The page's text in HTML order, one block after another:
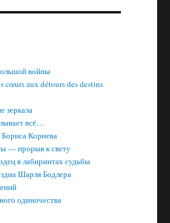
войны
cœurs aux détours des destins
зеркала
всё…
Корнева
— прорыв к свету
в лабиринтах судьбы
Шарля Бодлера
одиночества